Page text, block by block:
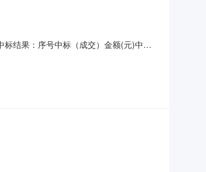
结果：序号中标（成交）金额(元)中标
取规则六、评审专家（单一来源采购人